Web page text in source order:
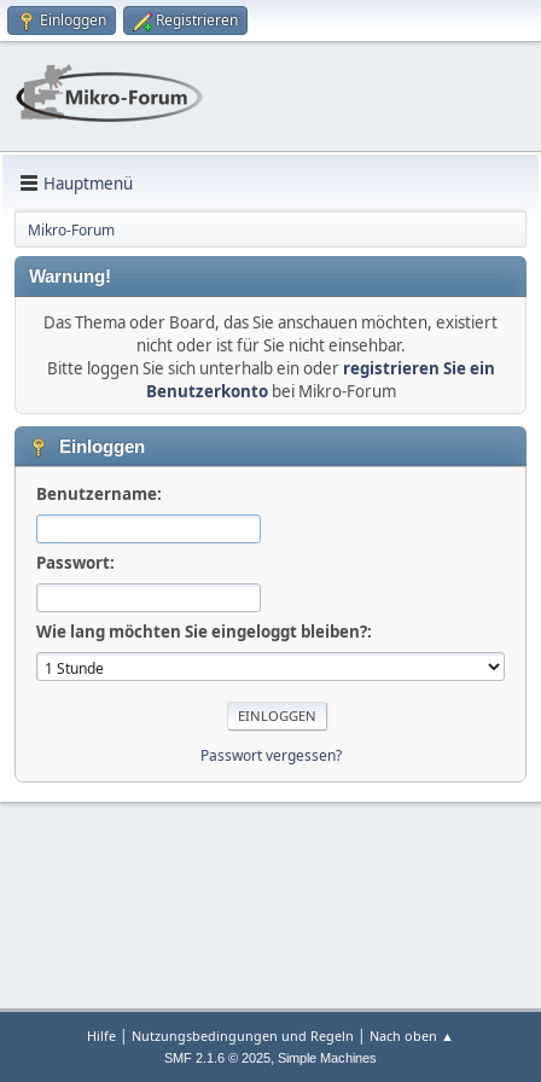
Einloggen Registrieren
Hauptmenü
Mikro-Forum
Warnung!
Das Thema oder Board, das Sie anschauen möchten, existiert
nicht oder ist für Sie nicht einsehbar.
Bitte loggen Sie sich unterhalb ein oder registrieren Sie ein
Benutzerkontobei Mikro-Forum
Einloggen
Benutzername:
Passwort:
Wie lang möchten Sie eingeloggt bleiben?:
Passwort vergessen?
Hilfe | Nutzungsbedingungen und Regeln | Nach oben ▲
SMF 2.1.6 © 2025, Simple Machines